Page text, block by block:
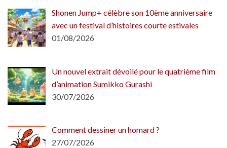
Shonen Jump+ célèbre son 10ème anniversaire
avec un festival d’histoires courte estivales
01/08/2026
Un nouvel extrait dévoilé pour le quatrième film
d’animation Sumikko Gurashi
30/07/2026
Comment dessiner un homard ?
27/07/2026